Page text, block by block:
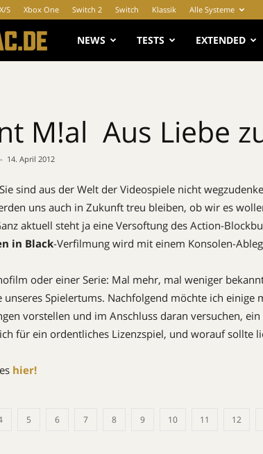
S Xbox One Switch 2 Switch Klassik Alle Systeme
MANIAC.de
NEWS TESTS EXTENDED
M!al  Aus Liebe
- 14. April 2012
sind aus der Welt der Videospiele nicht
uns auch in Zukunft treu bleiben, ob wir es
aktuell steht ja eine Versoftung des Action-
in Black-Verfilmung wird mit einem Konsolen-
oder einer Serie: Mal mehr, mal weniger
unseres Spielertums. Nachfolgend möchte ich einige
vorstellen und im Anschluss daran versuchen, ein
für ein ordentliches Lizenzspiel, und worauf sollte
hier!
5 6 7 8 9 10 11 12